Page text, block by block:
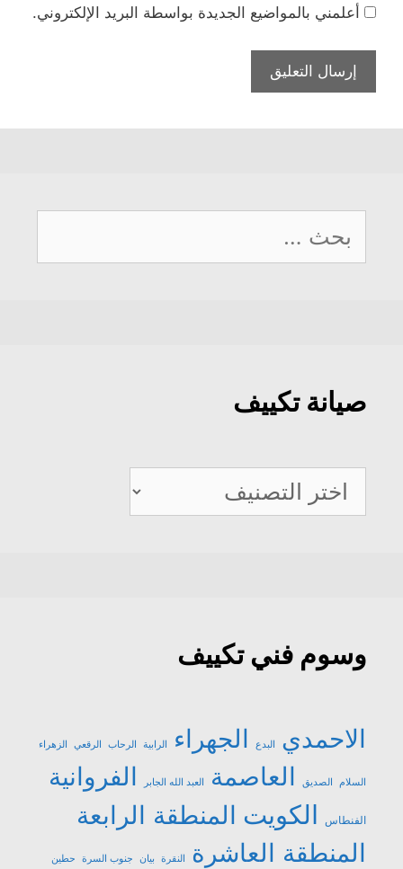
أعلمني بالمواضيع الجديدة بواسطة البريد الإلكتروني.
عن:
صيانة تكييف
صيانة
تكييف
وسوم فني تكييف
الاحمدي البدع الجهراء الرابية الرحاب الرقعي الزهراء
السلام الصديق العاصمة العبد الله الجابر الفروانية
الفنطاس الكويت المنطقة الرابعة
المنطقة العاشرة
النقرة بيان جنوب السرة حطين